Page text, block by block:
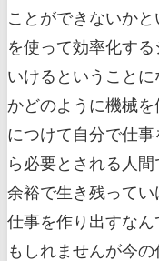
ことができないか
を使って効率化す
いけるということ
かどのように機械
につけて自分で仕
ら必要とされる人
余裕で生き残って
仕事を作り出すな
もしれませんが今